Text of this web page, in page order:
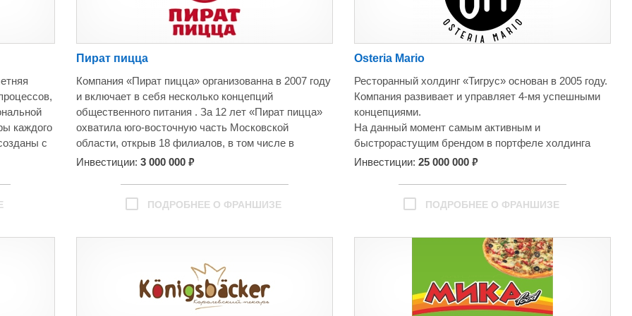
каждого
с
день мы
Пират пицца
Компания «Пират пицца» организованна в 2007 году
и включает в себя несколько концепций
общественного питания . За 12 лет «Пират пицца»
охватила юго-восточную часть Московской
области, открыв 18 филиалов, в том числе в
формате Food-court и кафе. Так же в 2016 году
компанией совместно с супермаркетом кошерных
Пират, в котором представлены блюда японской
За это время существования компании на рынке,
мы смогли создать успешную бизнес модель,
которая позволяет держаться на плаву во времена
невероятной конкуренции Российских и мировых
Инвестиции: 3 000 000 ₽
ПОДРОБНЕЕ О ФРАНШИЗЕ
Osteria Mario
Ресторанный холдинг «Тигрус» основан в 2005 году.
Компания развивает и управляет 4-мя успешными
концепциями.
На данный момент самым активным и
быстрорастущим брендом в портфеле холдинга
является сеть итальянских ресторанов OSTERIA
в 2015 году. К этому времени ресторанный холдинг
ресторанной сфере и целый ряд успешных
ресторанных концепций. Аккумулировав
десятилетний опыт работы в данном сегменте
бизнеса, было решено создать бренд итальянских
ресторанов OSTERIA MARIO, где посетители смогут
окунуться в итальянскую атмосферу и попробовать
Инвестиции:25 000 000₽
ПОДРОБНЕЕ О ФРАНШИЗЕ